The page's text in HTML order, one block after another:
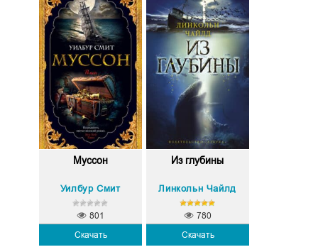
Муссон
Уилбур Смит
Скачать
801
Из глубины
Линкольн Чайлд
Скачать
780